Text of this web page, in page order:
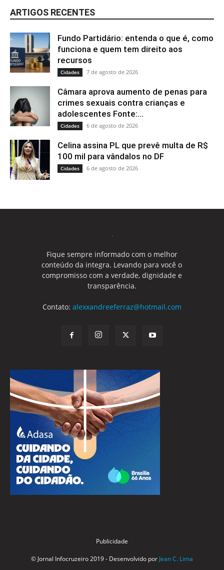
ARTIGOS RECENTES
Fundo Partidário: entenda o que é, como
funciona e quem tem direito aos
recursos
Cidades 7 de agosto de 2026
Câmara aprova aumento de penas para
crimes sexuais contra crianças e
adolescentes Fonte:...
Cidades 6 de agosto de 2026
Celina assina PL que prevê multa de R$
100 mil para vândalos no DF
Cidades 6 de agosto de 2026
Fique sempre informado com o melhor
conteúdo da integra. Levando para você o
compromisso com a verdade, dignidade e
transparência.
Contato: alexxandreeferraz@hotmail.com
Publicidade
© Jornal Infocruzeiro 2019 - Desenvolvido por Jean C. Lima